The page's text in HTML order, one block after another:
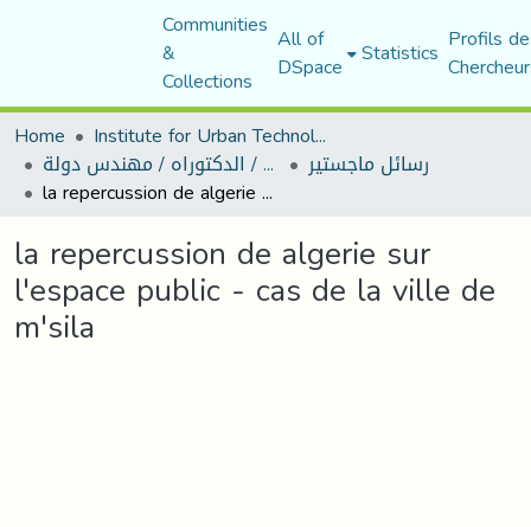
Communities
&
Collections
All of
DSpace Statistics Profils
Home
Institute for Urban Technology Management
رسائل ماجستير / الدكتوراه / مهندس دولة رسائل ماجستير
la repercussion de algerie sur l'espace public - cas de la ville de m'sila
la repercussion de algerie sur
l'espace public - cas de la ville de
m'sila